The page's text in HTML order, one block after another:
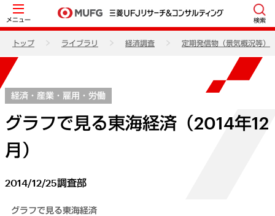
メニュー 検索
トップ ライブラリ 経済調査 定期発信物（景気概況等）
経済・産業・雇用・労働
グラフで見る東海経済（2014年12
月）
2014/12/25調査部
グラフで見る東海経済